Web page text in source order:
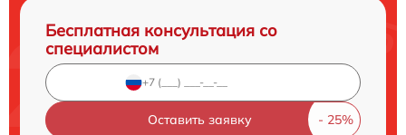
Бесплатная консультация со
специалистом
Оставить заявку